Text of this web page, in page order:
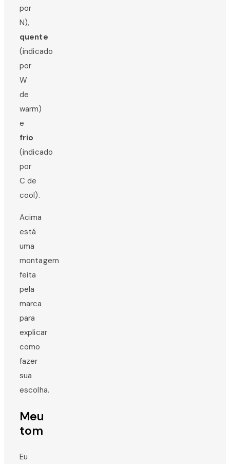
por
N),
quente
(indicado
por
W
de
warm)
e
frio
(indicado
por
C de
cool).
Acima
está
uma
montagem
feita
pela
marca
para
explicar
como
fazer
sua
escolha.
Meu
tom
Eu